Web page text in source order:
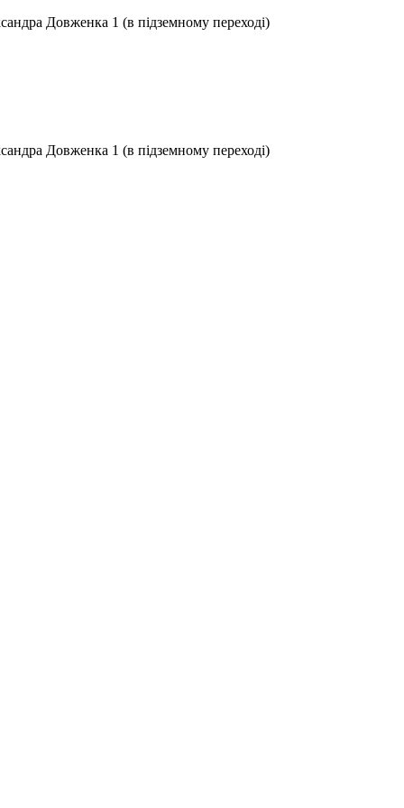
Довженка 1 (в підземному переході)
Довженка 1 (в підземному переході)